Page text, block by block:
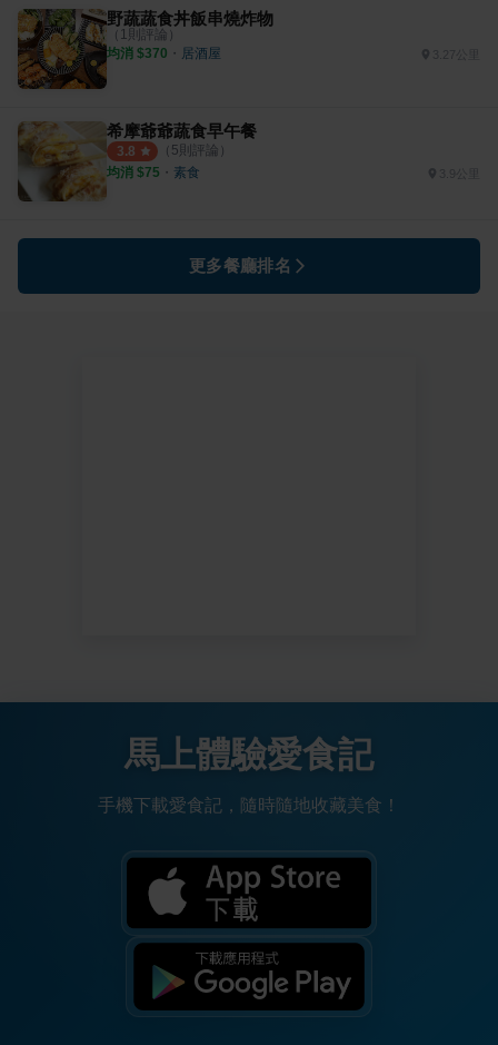
野蔬蔬食丼飯串燒炸物
（ 1則評論）
均消 $370 ・ 居酒屋
希摩爺爺蔬食早午餐
3.8 （ 5則評論）
均消 $75 ・ 素食
更多餐廳排名
馬上體驗愛食記
手機下載愛食記，隨時隨地收藏美食！